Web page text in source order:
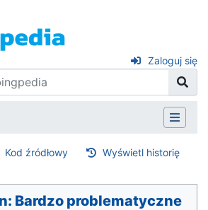
Zaloguj się
Kod źródłowy Wyświetl historię
Bardzo problematyczne